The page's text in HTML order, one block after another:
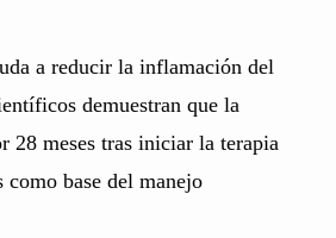
a reducir la inflamación del
demuestran que la
28 meses tras iniciar la terapia
base del manejo